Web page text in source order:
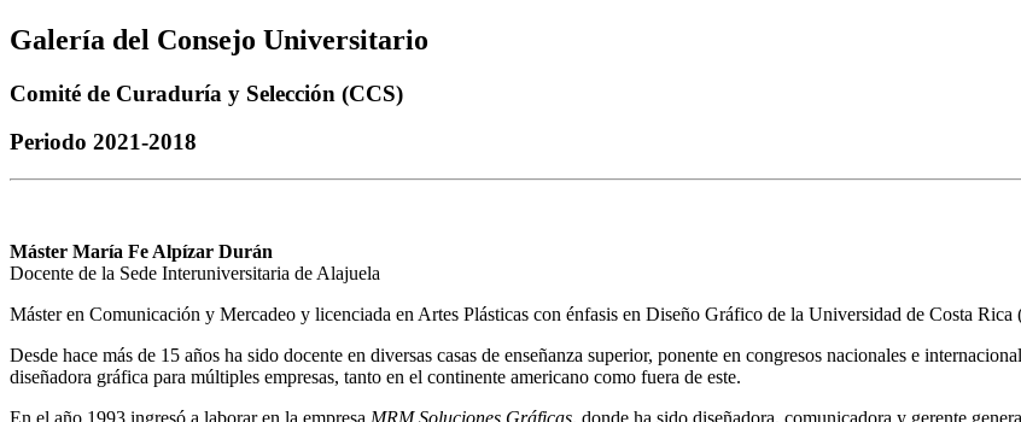
Galería del Consejo Universitario
Comité de Curaduría y Selección (CCS)
Periodo 2021-2018
Máster María Fe Alpízar Durán
Docente de la Sede Interuniversitaria de Alajuela
Máster en Comunicación y Mercadeo y licenciada en Artes Plásticas con énfasis en Diseño Gráfico de la Universidad de Costa Rica
Desde hace más de 15 años ha sido docente en diversas casas de enseñanza superior, ponente en congresos nacionales e
diseñadora gráfica para múltiples empresas, tanto en el continente americano como fuera de este.
En el año 1993 ingresó a laborar en la empresa MRM Soluciones Gráficas, donde ha sido diseñadora, comunicadora y gerente